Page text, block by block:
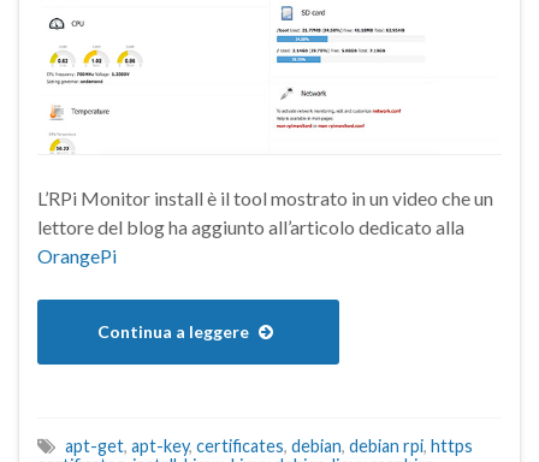
L’RPi Monitor install è il tool mostrato in un video che un
lettore del blog ha aggiunto all’articolo dedicato alla
OrangePi
Continua a leggere
apt-get, apt-key, certificates, debian, debian rpi, https